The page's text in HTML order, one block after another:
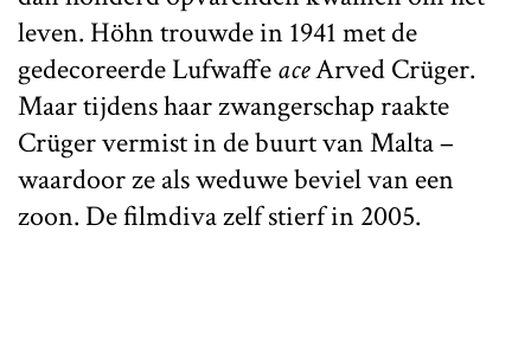
leven. Höhn trouwde in 1941 met de
gedecoreerde LufwaffeaceArved Crüger.
Maar tijdens haar zwangerschap raakte
Crüger vermist in de buurt van Malta –
waardoor ze als weduwe beviel van een
zoon. De filmdiva zelf stierf in 2005.